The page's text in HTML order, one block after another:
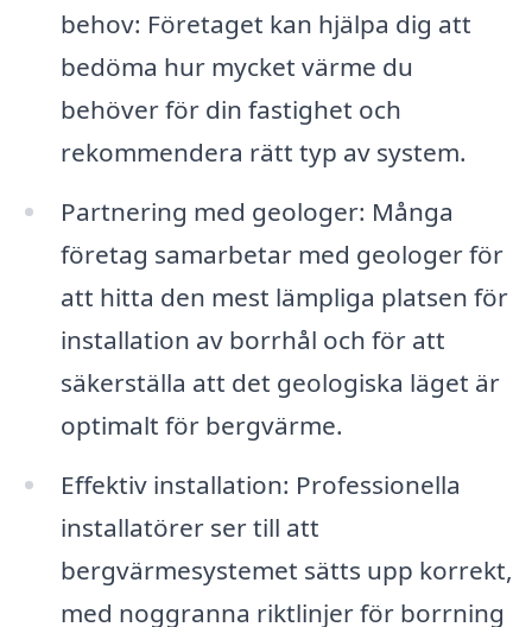
behov: Företaget kan hjälpa dig att
bedöma hur mycket värme du
behöver för din fastighet och
rekommendera rätt typ av system.
Partnering med geologer: Många
företag samarbetar med geologer för
att hitta den mest lämpliga platsen för
installation av borrhål och för att
säkerställa att det geologiska läget är
optimalt för bergvärme.
Effektiv installation: Professionella
installatörer ser till att
bergvärmesystemet sätts upp korrekt,
med noggranna riktlinjer för borrning